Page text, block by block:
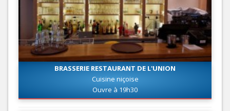
BRASSERIE RESTAURANT DE L'UNION
Cuisine niçoise
Ouvre à 19h30